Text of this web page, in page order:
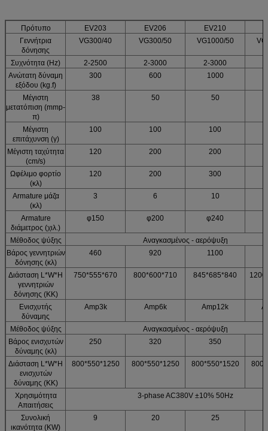
Πρότυπο EV203 EV206 EV210
Γεννήτρια
δόνησης
VG300/40 VG300/50 VG1000/50
Συχνότητα (Hz) 2-2500 2-3000 2-3000
Ανώτατη δύναμη
εξόδου (kg.f)
300 600 1000
Μέγιστη
μετατόπιση (mmp-
π)
38 50 50
Μέγιστη
επιτάχυνση (γ)
100 100 100
Μέγιστη ταχύτητα
(cm/s)
120 200 200
Ωφέλιμο φορτίο
(κλ)
120 200 300
Armature μάζα
(κλ)
3 6 10
Armature
διάμετρος (χιλ.)
φ150 φ200 φ240
Μέθοδος ψύξης
Αναγκασμένος - αερόψυξη
Βάρος γεννητριών
δόνησης (κλ)
460 920 1100
Διάσταση L*W*H
γεννητριών
δόνησης (ΚΚ)
750*555*670 800*600*710 845*685*840
Ενισχυτής
δύναμης
Amp3k Amp6k Amp12k
Μέθοδος ψύξης
Αναγκασμένος - αερόψυξη
Βάρος ενισχυτών
δύναμης (κλ)
250 320 350
Διάσταση L*W*H
ενισχυτών
δύναμης (ΚΚ)
800*550*1250 800*550*1250 800*550*1520
Χρησιμότητα
Απαιτήσεις
3-phase AC380V ±10% 50Hz
Συνολική
ικανότητα (KW)
9 20 25